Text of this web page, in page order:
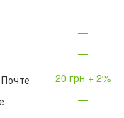
—
—
20 грн + 2%
—